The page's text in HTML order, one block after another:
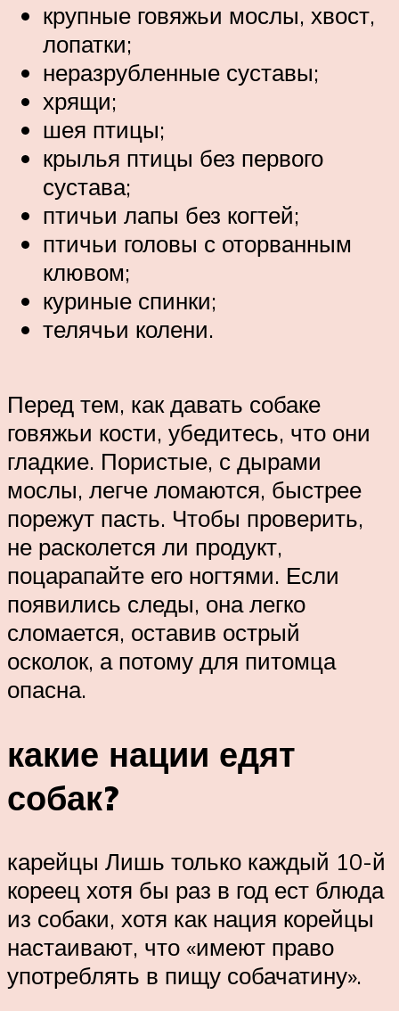
крупные говяжьи мослы, хвост,
лопатки;
неразрубленные суставы;
хрящи;
шея птицы;
крылья птицы без первого
сустава;
птичьи лапы без когтей;
птичьи головы с оторванным
клювом;
куриные спинки;
телячьи колени.
Перед тем, как давать собаке
говяжьи кости, убедитесь, что они
гладкие. Пористые, с дырами
мослы, легче ломаются, быстрее
порежут пасть. Чтобы проверить,
не расколется ли продукт,
поцарапайте его ногтями. Если
появились следы, она легко
сломается, оставив острый
осколок, а потому для питомца
опасна.
какие нации едят
собак?
карейцы Лишь только каждый 10-й
кореец хотя бы раз в год ест блюда
из собаки, хотя как нация корейцы
настаивают, что «имеют право
употреблять в пищу собачатину».